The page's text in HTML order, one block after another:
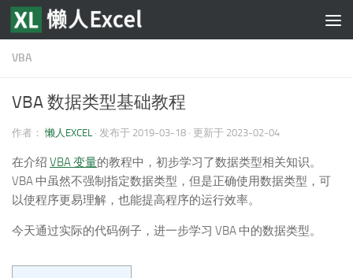
跳至内容
VBA
VBA 数据类型基础教程
作者： 懒人EXCEL · 发布于 2019-03-18 · 更新于 2023-02-04
在介绍 VBA 变量的教程中，初步学习了数据类型相关知识。
VBA 中虽然不强制指定数据类型，但是正确使用数据类型，可
以使程序更易理解，也能提高程序的运行效率。
今天通过实际的代码例子，进一步学习 VBA 中的数据类型。